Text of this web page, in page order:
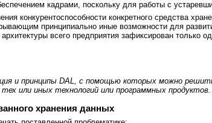
кадрами, поскольку для работы с
конкурентоспособности конкретного средства
принципиально иные возможности для
всего предприятия зафиксирован только
и принципы DAL, с помощью которых можно
или иных технологий или программных продуктов.
хранения данных